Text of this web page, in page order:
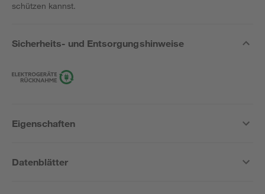
schützen kannst.
Sicherheits- und Entsorgungshinweise
Eigenschaften
Datenblätter